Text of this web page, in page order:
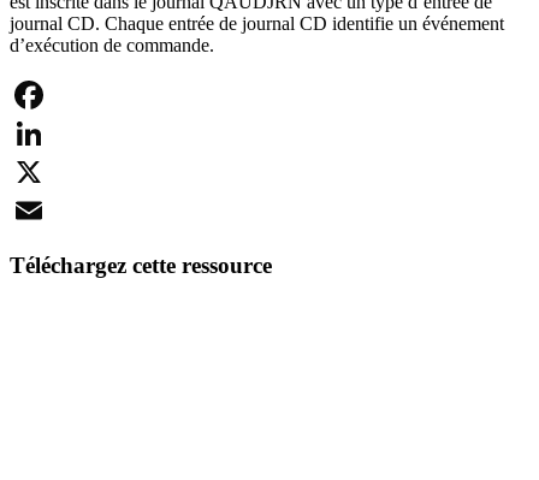
journal CD. Chaque entrée de journal CD identifie un événement
d’exécution de commande.
Facebook
LinkedIn
X
Téléchargez cette ressource